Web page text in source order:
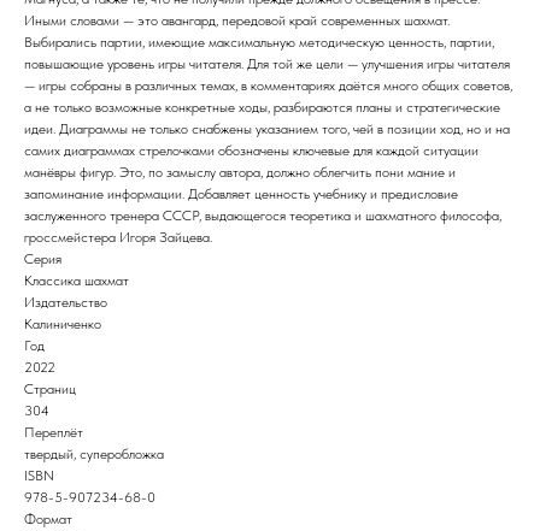
Иными словами — это авангард, передовой край современных шахмат.
Выбирались партии, имеющие максимальную методическую ценность, партии,
повышающие уровень игры читателя. Для той же цели — улучшения игры читателя
— игры собраны в различных темах, в комментариях даётся много общих советов,
а не только возможные конкретные ходы, разбираются планы и стратегические
идеи. Диаграммы не только снабжены указанием того, чей в позиции ход, но и на
самих диаграммах стрелочками обозначены ключевые для каждой ситуации
манёвры фигур. Это, по замыслу автора, должно облегчить пони мание и
запоминание информации. Добавляет ценность учебнику и предисловие
заслуженного тренера СССР, выдающегося теоретика и шахматного философа,
гроссмейстера Игоря Зайцева.
Серия
Классика шахмат
Издательство
Калиниченко
Год
2022
Страниц
304
Переплёт
твердый, суперобложка
ISBN
978-5-907234-68-0
Формат